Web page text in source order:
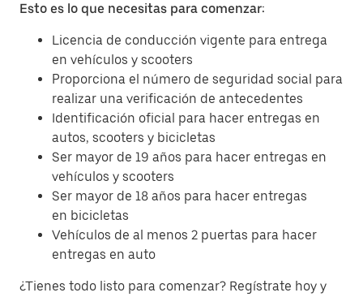
Esto es lo que necesitas para comenzar:
Licencia de conducción vigente para entrega
en vehículos y scooters
Proporciona el número de seguridad social para
realizar una verificación de antecedentes
Identificación oficial para hacer entregas en
autos, scooters y bicicletas
Ser mayor de 19 años para hacer entregas en
vehículos y scooters
Ser mayor de 18 años para hacer entregas
en bicicletas
Vehículos de al menos 2 puertas para hacer
entregas en auto
¿Tienes todo listo para comenzar? Regístrate hoy y